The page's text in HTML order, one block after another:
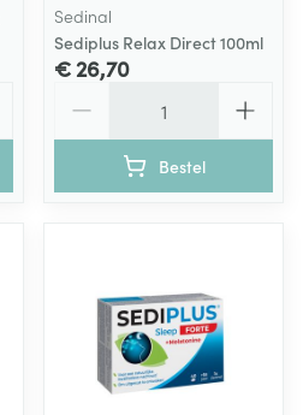
Sedinal
Sediplus Relax Direct 100ml
€ 26,70
Bestel